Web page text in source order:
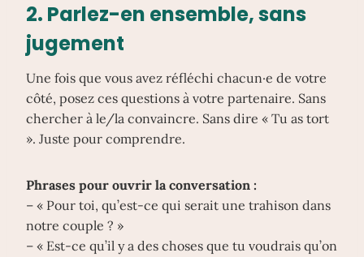
2. Parlez-en ensemble, sans
jugement
Une fois que vous avez réfléchi chacun·e de votre
côté, posez ces questions à votre partenaire. Sans
chercher à le/la convaincre. Sans dire « Tu as tort
». Juste pour comprendre.
Phrases pour ouvrir la conversation :
– « Pour toi, qu’est-ce qui serait une trahison dans
notre couple ? »
– « Est-ce qu’il y a des choses que tu voudrais qu’on